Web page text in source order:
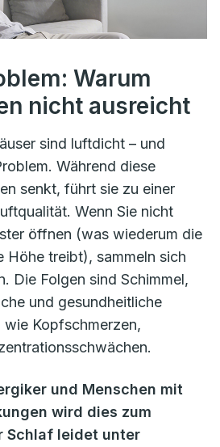
Warum
nicht ausreicht
sind luftdicht – und
Während diese
senkt, führt sie zu einer
Wenn Sie nicht
öffnen (was wiederum die
Höhe treibt), sammeln sich
Die Folgen sind Schimmel,
und gesundheitliche
wie Kopfschmerzen,
und Menschen mit
wird dies zum
Schlaf leidet unter